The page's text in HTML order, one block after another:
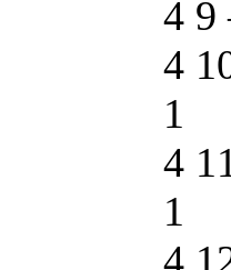
4 9
4
1
4
1
4